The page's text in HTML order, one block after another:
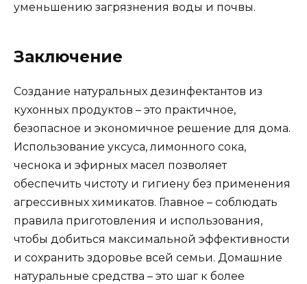
уменьшению загрязнения воды и почвы.
Заключение
Создание натуральных дезинфектантов из
кухонных продуктов – это практичное,
безопасное и экономичное решение для дома.
Использование уксуса, лимонного сока,
чеснока и эфирных масел позволяет
обеспечить чистоту и гигиену без применения
агрессивных химикатов. Главное – соблюдать
правила приготовления и использования,
чтобы добиться максимальной эффективности
и сохранить здоровье всей семьи. Домашние
натуральные средства – это шаг к более